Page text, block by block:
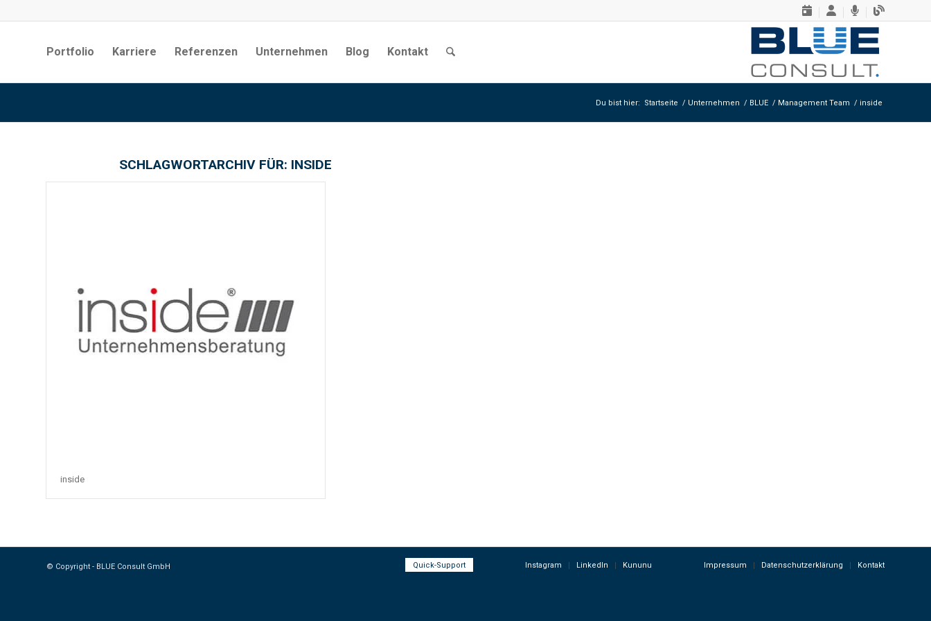
Portfolio Karriere Referenzen Unternehmen Blog Kontakt
Du bist hier: Startseite / Unternehmen / BLUE / Management Team / inside
SCHLAGWORTARCHIV FÜR: INSIDE
inside
© Copyright - BLUE Consult GmbH Quick-Support Instagram LinkedIn Kununu Impressum Datenschutzerklärung Kontakt